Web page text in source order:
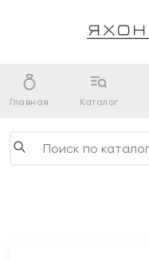
Главная Каталог